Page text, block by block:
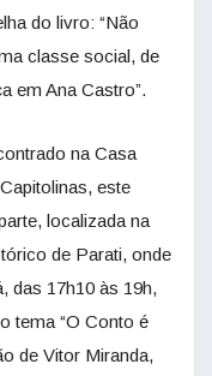
do livro: “Não
classe social, de
em Ana Castro”.
na Casa
este
localizada na
de Parati, onde
das 17h10 às 19h,
tema “O Conto é
de Vitor Miranda,